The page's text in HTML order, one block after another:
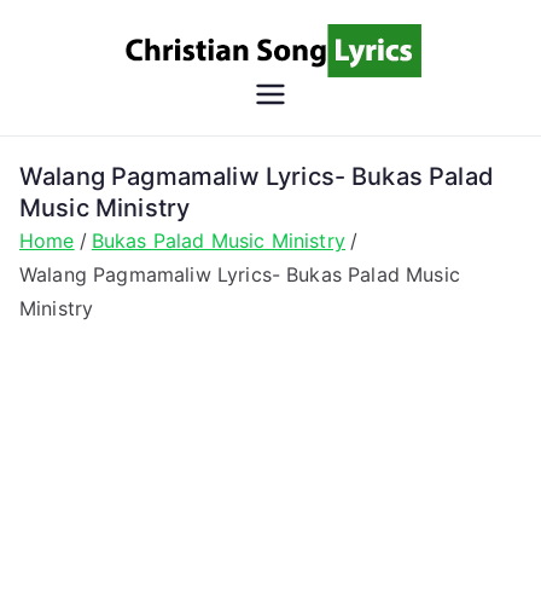
Song
Lyrics
Christian Lyrics Online!
Walang Pagmamaliw Lyrics- Bukas Palad
Music Ministry
Home
Bukas Palad Music Ministry
Walang Pagmamaliw Lyrics- Bukas Palad Music
Ministry